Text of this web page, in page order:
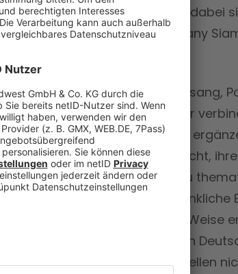
Ghassim und Usama Elyas. Mit dabei
Lamroubal, Khalid Bounouar, Hany
Ob schwarzer Humor, Tanz, Gesang,
Portion Selbstironie: Die Künstler
Comedy, Musik und Poesie und
Gleichzeitig scheuen sie sich nicht,
damit verbundene Vorurteile zu
Gesellschaftskritik und nachdenkliche
einzubinden. Auf diese Art und Weise
Stand-up-Entertainment, das in
sucht. Heute kann man die Rebellen